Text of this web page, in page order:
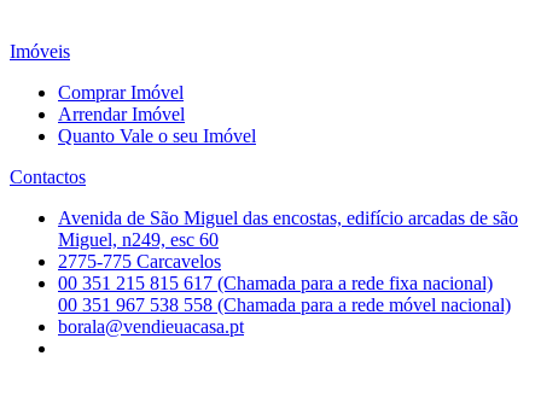
Imóveis
Comprar Imóvel
Arrendar Imóvel
Quanto Vale o seu Imóvel
Contactos
Avenida de São Miguel das encostas, edifício arcadas de são
Miguel, n249, esc 60
2775-775 Carcavelos
00 351 215 815 617 (Chamada para a rede fixa nacional)
00 351 967 538 558 (Chamada para a rede móvel nacional)
borala@vendieuacasa.pt